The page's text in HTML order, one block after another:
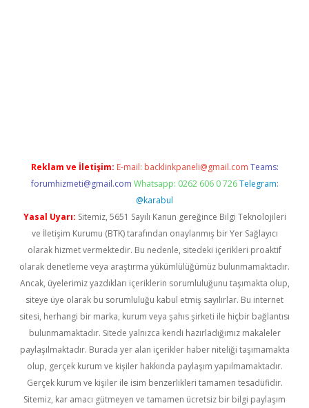
Reklam ve İletişim: E-mail: backlinkpaneli@gmail.com Teams:
forumhizmeti@gmail.com Whatsapp: 0262 606 0 726 Telegram:
@karabul
Yasal Uyarı: Sitemiz, 5651 Sayılı Kanun gereğince Bilgi Teknolojileri
ve İletişim Kurumu (BTK) tarafından onaylanmış bir Yer Sağlayıcı
olarak hizmet vermektedir. Bu nedenle, sitedeki içerikleri proaktif
olarak denetleme veya araştırma yükümlülüğümüz bulunmamaktadır.
Ancak, üyelerimiz yazdıkları içeriklerin sorumluluğunu taşımakta olup,
siteye üye olarak bu sorumluluğu kabul etmiş sayılırlar. Bu internet
sitesi, herhangi bir marka, kurum veya şahıs şirketi ile hiçbir bağlantısı
bulunmamaktadır. Sitede yalnızca kendi hazırladığımız makaleler
paylaşılmaktadır. Burada yer alan içerikler haber niteliği taşımamakta
olup, gerçek kurum ve kişiler hakkında paylaşım yapılmamaktadır.
Gerçek kurum ve kişiler ile isim benzerlikleri tamamen tesadüfidir.
Sitemiz, kar amacı gütmeyen ve tamamen ücretsiz bir bilgi paylaşım